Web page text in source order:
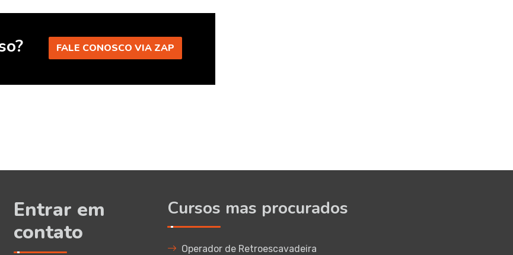
FALE CONOSCO VIA ZAP
Entrar em
contato
Cursos mas procurados
Operador de Retroescavadeira